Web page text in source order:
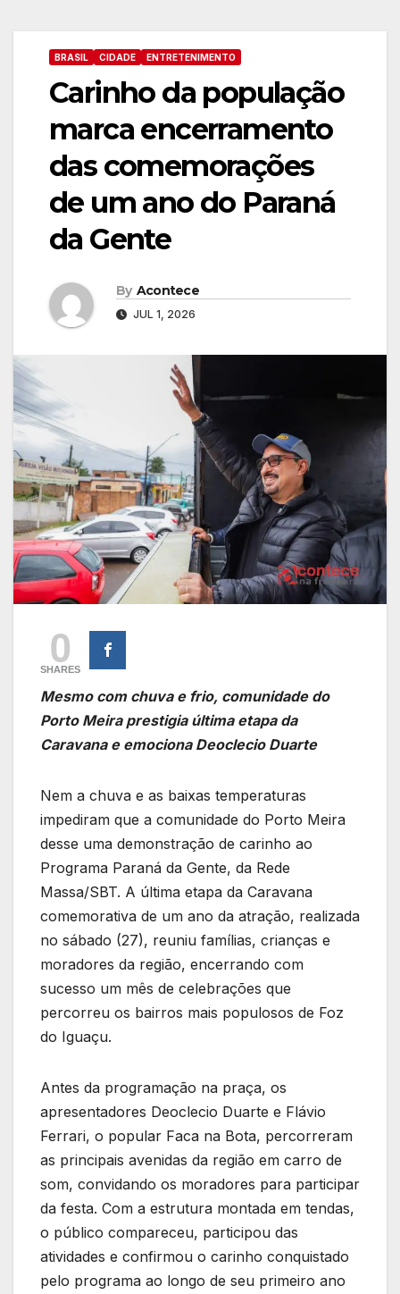
BRASIL CIDADE ENTRETENIMENTO
Carinho da população
marca encerramento
das comemorações
de um ano do Paraná
da Gente
By Acontece
JUL 1, 2026
0
SHARES
Mesmo com chuva e frio, comunidade do
Porto Meira prestigia última etapa da
Caravana e emociona Deoclecio Duarte
Nem a chuva e as baixas temperaturas
impediram que a comunidade do Porto Meira
desse uma demonstração de carinho ao
Programa Paraná da Gente, da Rede
Massa/SBT. A última etapa da Caravana
comemorativa de um ano da atração, realizada
no sábado (27), reuniu famílias, crianças e
moradores da região, encerrando com
sucesso um mês de celebrações que
percorreu os bairros mais populosos de Foz
do Iguaçu.
Antes da programação na praça, os
apresentadores Deoclecio Duarte e Flávio
Ferrari, o popular Faca na Bota, percorreram
as principais avenidas da região em carro de
som, convidando os moradores para participar
da festa. Com a estrutura montada em tendas,
o público compareceu, participou das
atividades e confirmou o carinho conquistado
pelo programa ao longo de seu primeiro ano